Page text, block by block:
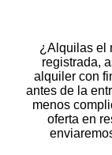
¿Alquilas el
registrada,
alquiler con
antes de la
menos
oferta en